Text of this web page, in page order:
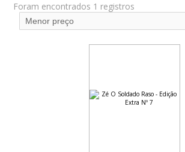
Foram encontrados 1 registros